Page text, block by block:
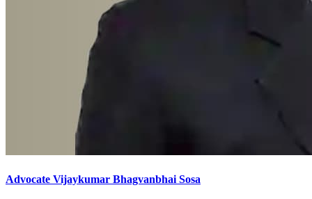
Advocate Vijaykumar Bhagvanbhai Sosa